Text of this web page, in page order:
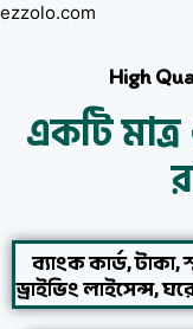
ezzolo.com
High
একটি
ব্যাংক কার্ড,
ড্রাইভিং লাইসেন্স,